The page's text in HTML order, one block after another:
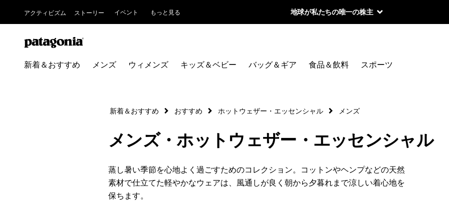
アクティビズム ストーリー イベント もっと見る 地球が私たちの唯一の株主
新着＆おすすめ メンズ ウィメンズ キッズ＆ベビー バッグ＆ギア 食品＆飲料 スポーツ
絞り込み
在庫のあるサイズ
絞り込み
在庫のあるカラー
新着＆おすすめ おすすめ ホットウェザー・エッセンシャル メンズ
メンズ・ホットウェザー・エッセンシャル
蒸し暑い季節を心地よく過ごすためのコレクション。コットンやヘンプなどの天然
素材で仕立てた軽やかなウェアは、風通しが良く朝から夕暮れまで涼しい着心地を
保ちます。